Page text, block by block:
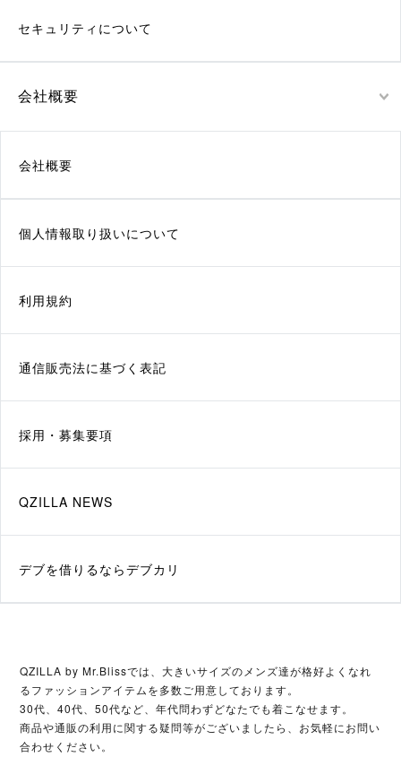
セキュリティについて
会社概要
会社概要
個人情報取り扱いについて
利用規約
通信販売法に基づく表記
採用・募集要項
QZILLA NEWS
​デブを借りるならデブカリ
QZILLA by Mr.Blissでは、大きいサイズのメンズ達が格好よくなれ
るファッションアイテムを多数ご用意しております。
30代、40代、50代など、年代問わずどなたでも着こなせます。
商品や通販の利用に関する疑問等がございましたら、お気軽にお問い
合わせください。